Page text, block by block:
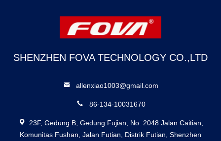
SHENZHEN FOVA TECHNOLOGY CO.,LTD
allenxiao1003@gmail.com
86-134-10031670
23F, Gedung B, Gedung Fujian, No. 2048 Jalan Caitian,
Komunitas Fushan, Jalan Futian, Distrik Futian, Shenzhen